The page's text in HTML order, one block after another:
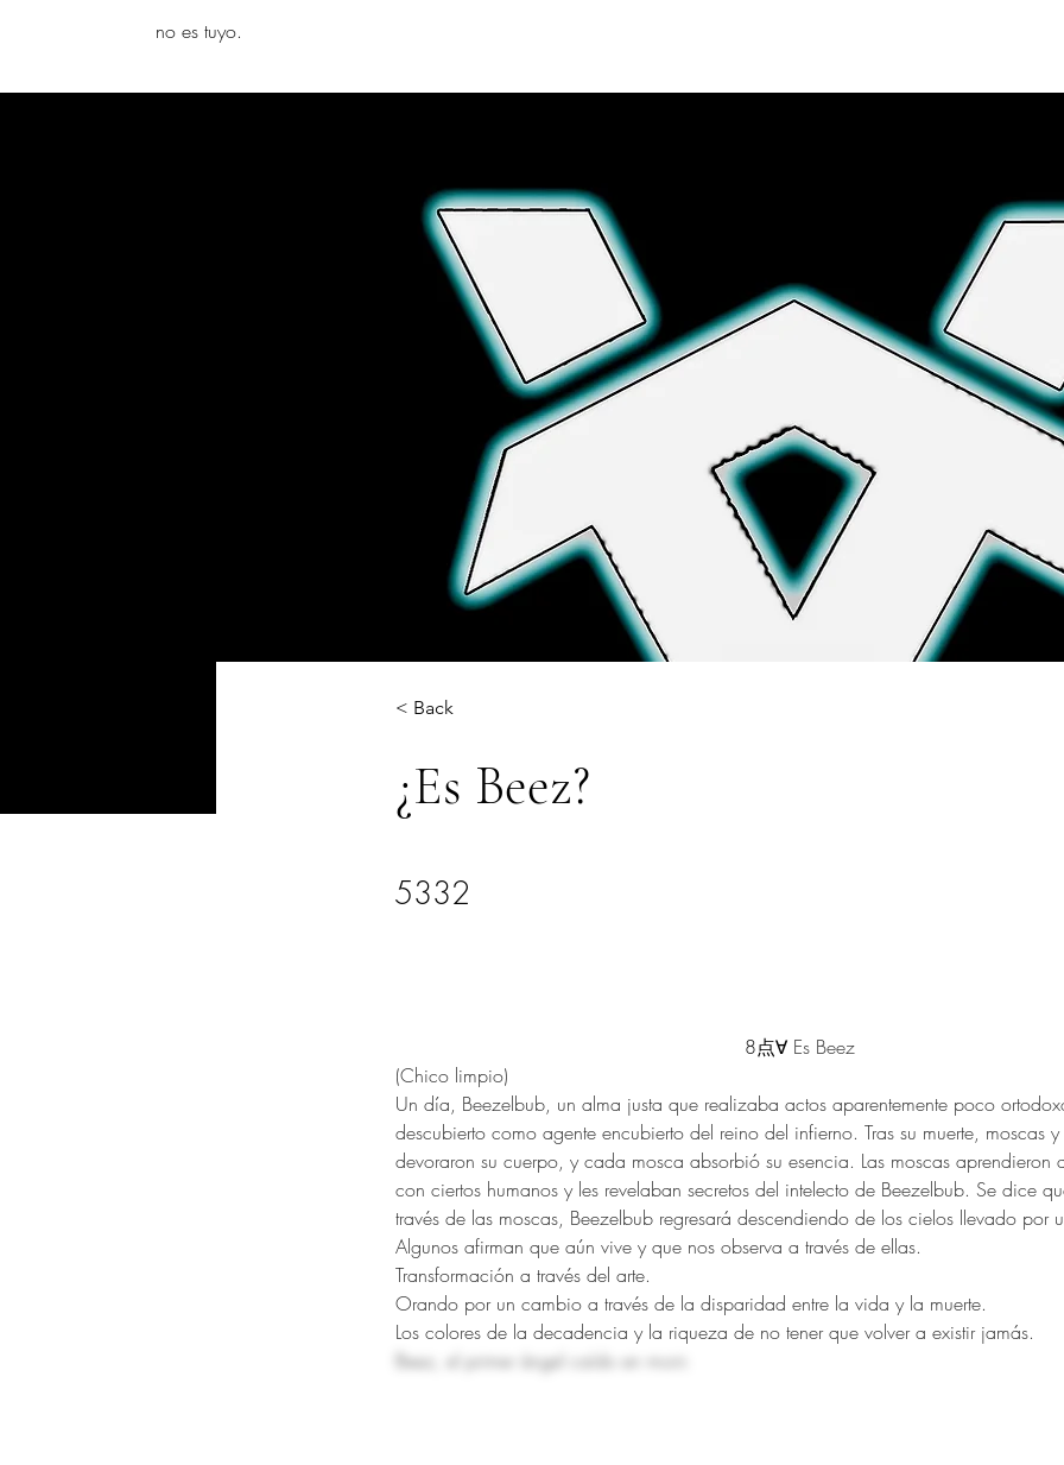
no es tuyo.
< Back
¿Es Beez?
5332
8点∀ Es Beez
(Chico limpio)
Un día, Beezelbub, un alma justa que realizaba actos aparentemente poco
descubierto como agente encubierto del reino del infierno. Tras su muerte, moscas
devoraron su cuerpo, y cada mosca absorbió su esencia. Las moscas aprendieron
con ciertos humanos y les revelaban secretos del intelecto de Beezelbub. Se dice
través de las moscas, Beezelbub regresará descendiendo de los cielos llevado por
Algunos afirman que aún vive y que nos observa a través de ellas.
Transformación a través del arte.
Orando por un cambio a través de la disparidad entre la vida y la muerte.
Los colores de la decadencia y la riqueza de no tener que volver a existir jamás.
Beez, el primer ángel caído en morir.